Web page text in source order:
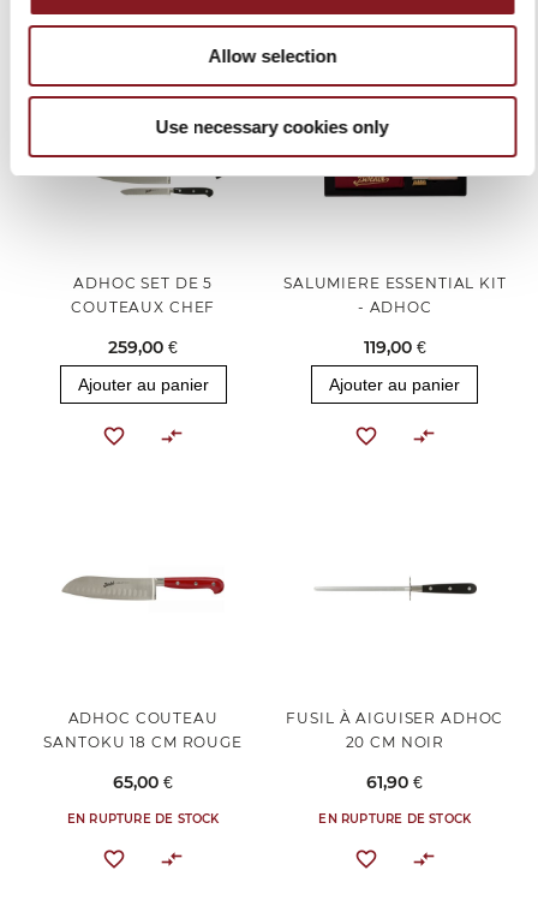
Allow selection
Use necessary cookies only
ADHOC SET DE 5
COUTEAUX CHEF
259,00 €
Ajouter au panier
SALUMIERE ESSENTIAL KIT
- ADHOC
119,00 €
Ajouter au panier
ADHOC COUTEAU
SANTOKU 18 CM ROUGE
65,00 €
EN RUPTURE DE STOCK
FUSIL À AIGUISER ADHOC
20 CM NOIR
61,90 €
EN RUPTURE DE STOCK